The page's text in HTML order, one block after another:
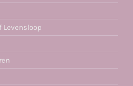
Levensloop